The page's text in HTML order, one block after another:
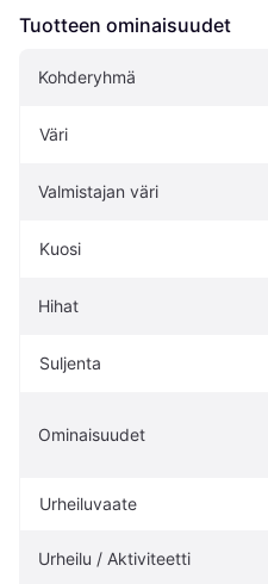
Tuotteen ominaisuudet
Kohderyhmä
Väri
Valmistajan väri
Kuosi
Hihat
Suljenta
Ominaisuudet
Urheiluvaate
Urheilu / Aktiviteetti